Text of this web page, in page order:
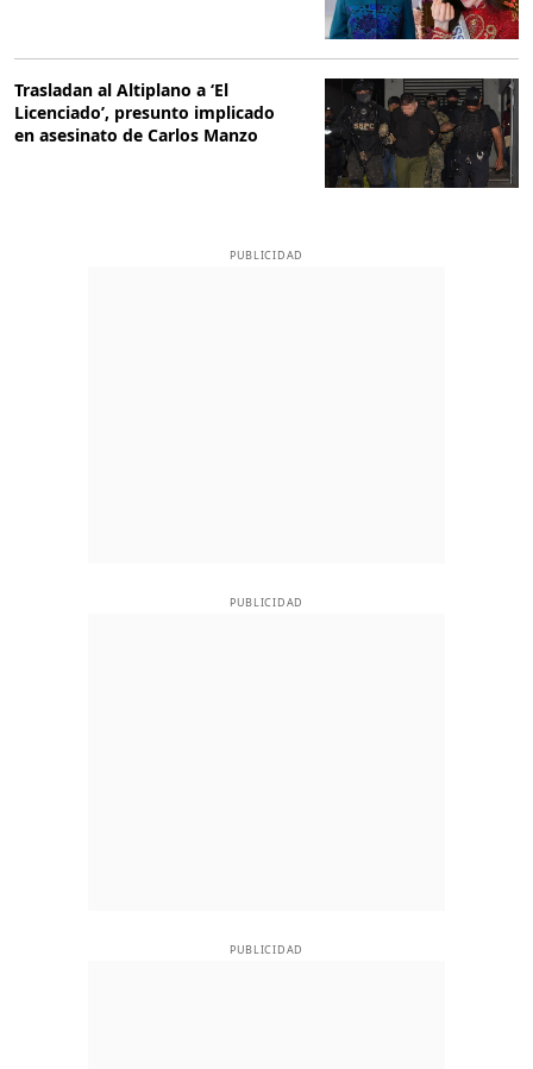
Trasladan al Altiplano a ‘El
Licenciado’, presunto implicado
en asesinato de Carlos Manzo
PUBLICIDAD
PUBLICIDAD
PUBLICIDAD